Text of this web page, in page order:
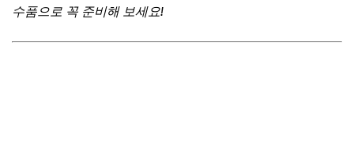
📌 지금 뜨는 꿀정보! 놓치지 마세요
수품으로 꼭 준비해 보세요!